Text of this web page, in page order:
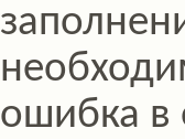
ошибка в